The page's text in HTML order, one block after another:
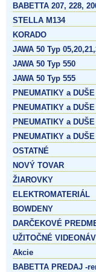
BABETTA 207, 228,
STELLA M134
KORADO
JAWA 50 Typ
JAWA 50 Typ 550
JAWA 50 Typ 555
PNEUMATIKY a
PNEUMATIKY a
PNEUMATIKY a
PNEUMATIKY a
OSTATNÉ
NOVÝ TOVAR
ŽIAROVKY
ELEKTROMATERIÁL
BOWDENY
DARČEKOVÉ
UŽITOČNÉ
Akcie
BABETTA PREDAJ -